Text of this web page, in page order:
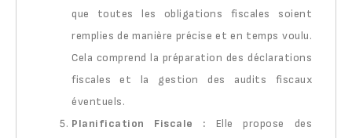
que toutes les obligations fiscales soient
remplies de manière précise et en temps voulu.
Cela comprend la préparation des déclarations
fiscales et la gestion des audits fiscaux
éventuels.
Planification Fiscale : Elle propose des